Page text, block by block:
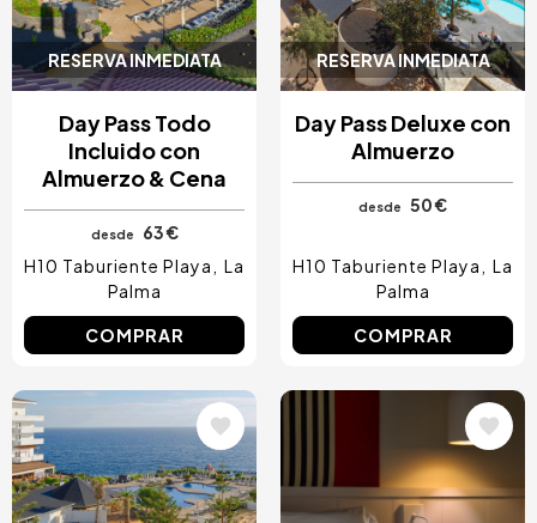
RESERVA INMEDIATA
Day Pass Todo
Incluido con
Almuerzo & Cena
desde
63 €
H10 Taburiente Playa
La
Palma
COMPRAR
RESERVA INMEDIATA
Day Pass Deluxe con
Almuerzo
desde 50 €
H10 Taburiente Playa
La
Palma
COMPRAR
Image